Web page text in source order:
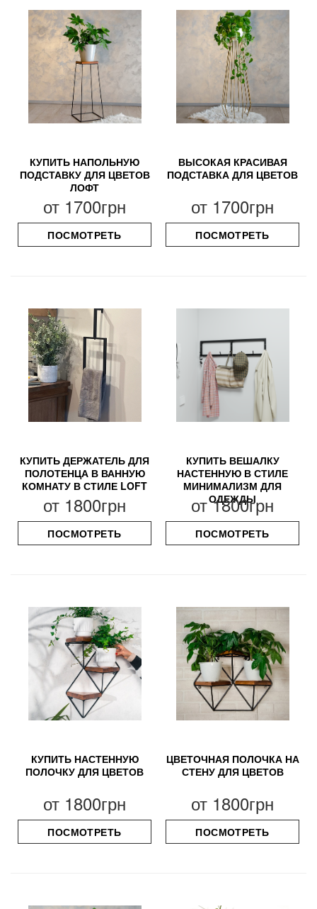
КУПИТЬ НАПОЛЬНУЮ
ПОДСТАВКУ ДЛЯ ЦВЕТОВ
ЛОФТ
от 1700грн
ПОСМОТРЕТЬ
ВЫСОКАЯ КРАСИВАЯ
ПОДСТАВКА ДЛЯ ЦВЕТОВ
от 1700грн
ПОСМОТРЕТЬ
КУПИТЬ ДЕРЖАТЕЛЬ ДЛЯ
ПОЛОТЕНЦА В ВАННУЮ
КОМНАТУ В СТИЛЕ LOFT
от 1800грн
ПОСМОТРЕТЬ
КУПИТЬ ВЕШАЛКУ
НАСТЕННУЮ В СТИЛЕ
МИНИМАЛИЗМ ДЛЯ
ОДЕЖДЫ
от1800грн
ПОСМОТРЕТЬ
КУПИТЬ НАСТЕННУЮ
ПОЛОЧКУ ДЛЯ ЦВЕТОВ
от 1800грн
ПОСМОТРЕТЬ
ЦВЕТОЧНАЯ ПОЛОЧКА НА
СТЕНУ ДЛЯ ЦВЕТОВ
от 1800грн
ПОСМОТРЕТЬ